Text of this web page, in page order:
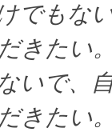
でもな
きたい
いで、
きたい